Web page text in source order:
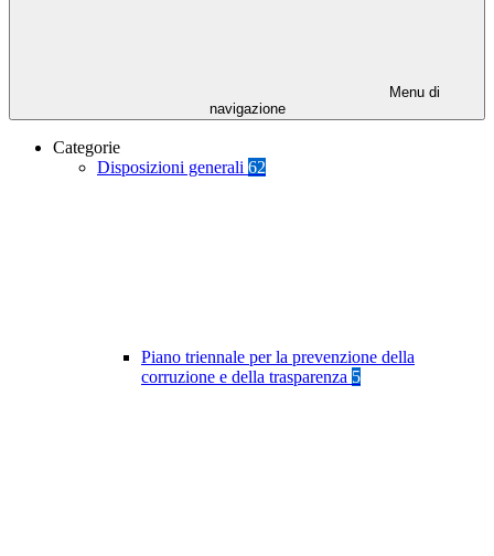
Menu di
navigazione
Categorie
Disposizioni generali 62
Piano triennale per la prevenzione della
corruzione e della trasparenza 5